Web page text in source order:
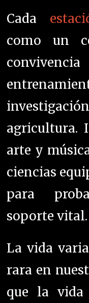
Cada
como un
agricultura.
arte y
ciencias
para
soporte vital.
La vida
rara en
que la vida